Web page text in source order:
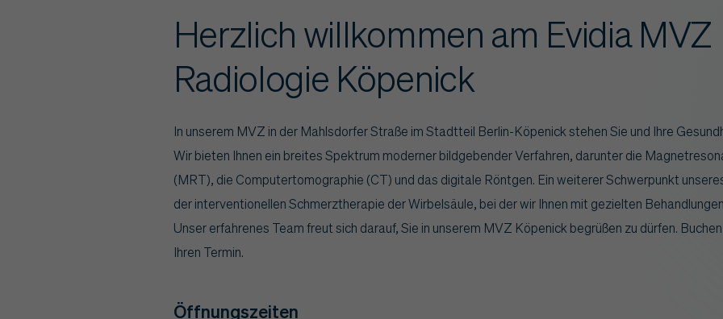
Herzlich willkommen am Evidia MVZ
Radiologie Köpenick
In unserem MVZ in der Mahlsdorfer Straße im Stadtteil Berlin-Köpenick stehen Sie und Ihre
Wir bieten Ihnen ein breites Spektrum moderner bildgebender Verfahren, darunter die
(MRT), die Computertomographie (CT) und das digitale Röntgen. Ein weiterer Schwerpunkt
der interventionellen Schmerztherapie der Wirbelsäule, bei der wir Ihnen mit gezielten
Unser erfahrenes Team freut sich darauf, Sie in unserem MVZ Köpenick begrüßen zu dürfen.
Ihren Termin.
Öffnungszeiten